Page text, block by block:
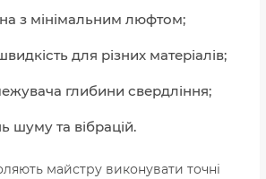
з мінімальним люфтом;
для різних матеріалів;
глибини свердління;
шуму та вібрацій.
майстру виконувати точні